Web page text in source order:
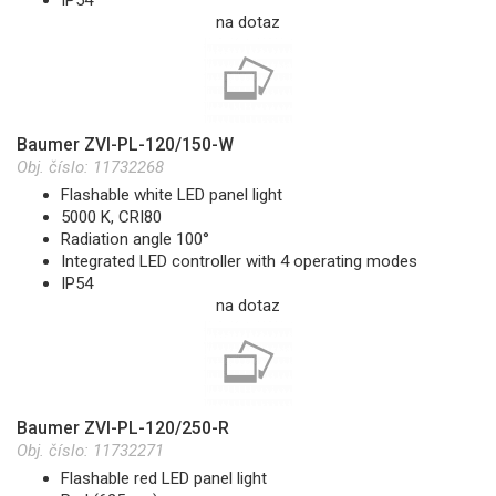
na dotaz
Baumer ZVI-PL-120/150-W
Obj. číslo: 11732268
Flashable white LED panel light
5000 K, CRI80
Radiation angle 100°
Integrated LED controller with 4 operating modes
IP54
na dotaz
Baumer ZVI-PL-120/250-R
Obj. číslo: 11732271
Flashable red LED panel light